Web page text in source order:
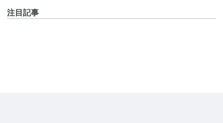
注目記事